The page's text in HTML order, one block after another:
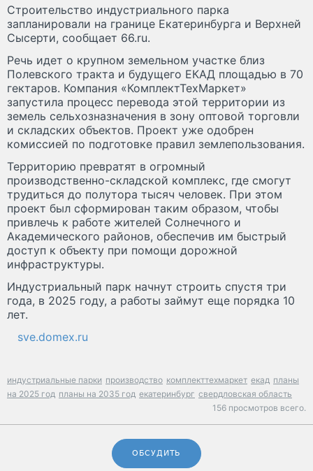
Строительство индустриального парка
запланировали на границе Екатеринбурга и Верхней
Сысерти, сообщает 66.ru.
Речь идет о крупном земельном участке близ
Полевского тракта и будущего ЕКАД площадью в 70
гектаров. Компания «КомплектТехМаркет»
запустила процесс перевода этой территории из
земель сельхозназначения в зону оптовой торговли
и складских объектов. Проект уже одобрен
комиссией по подготовке правил землепользования.
Территорию превратят в огромный
производственно-складской комплекс, где смогут
трудиться до полутора тысяч человек. При этом
проект был сформирован таким образом, чтобы
привлечь к работе жителей Солнечного и
Академического районов, обеспечив им быстрый
доступ к объекту при помощи дорожной
инфраструктуры.
Индустриальный парк начнут строить спустя три
года, в 2025 году, а работы займут еще порядка 10
лет.
sve.domex.ru
индустриальные парки производство комплекттехмаркет екад планы
на 2025 год планы на 2035 год екатеринбург свердловская область
156 просмотров всего.
ОБСУДИТЬ